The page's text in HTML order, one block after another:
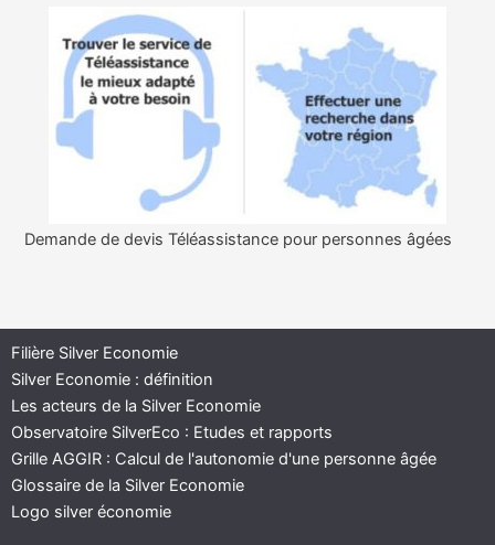
Demande de devis Téléassistance pour personnes âgées
Filière Silver Economie
Silver Economie : définition
Les acteurs de la Silver Economie
Observatoire SilverEco : Etudes et rapports
Grille AGGIR : Calcul de l'autonomie d'une personne âgée
Glossaire de la Silver Economie
Logo silver économie